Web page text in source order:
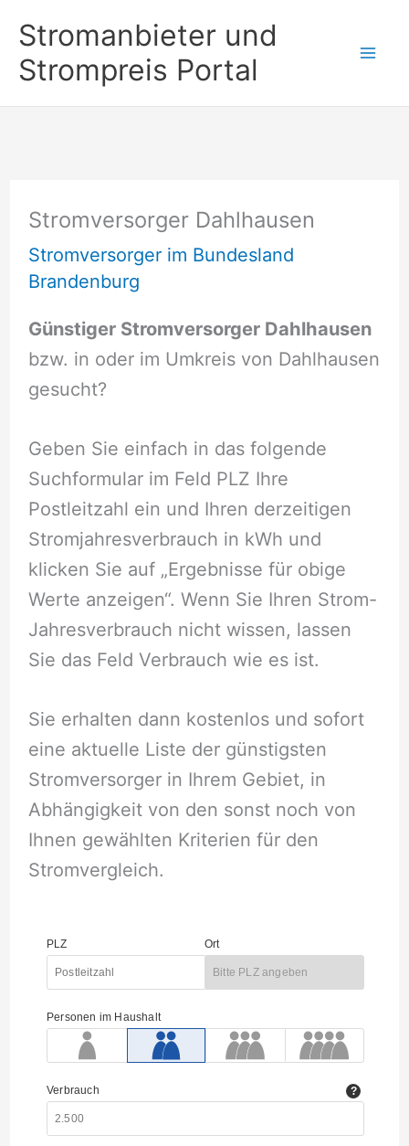
Inhalt
springen
Stromanbieter und
Strompreis Portal
Stromversorger Dahlhausen
Stromversorger im Bundesland
Brandenburg
Günstiger Stromversorger Dahlhausen
bzw. in oder im Umkreis von Dahlhausen
gesucht?
Geben Sie einfach in das folgende
Suchformular im Feld PLZ Ihre
Postleitzahl ein und Ihren derzeitigen
Stromjahresverbrauch in kWh und
klicken Sie auf „Ergebnisse für obige
Werte anzeigen“. Wenn Sie Ihren Strom-
Jahresverbrauch nicht wissen, lassen
Sie das Feld Verbrauch wie es ist.
Sie erhalten dann kostenlos und sofort
eine aktuelle Liste der günstigsten
Stromversorger in Ihrem Gebiet, in
Abhängigkeit von den sonst noch von
Ihnen gewählten Kriterien für den
Stromvergleich.